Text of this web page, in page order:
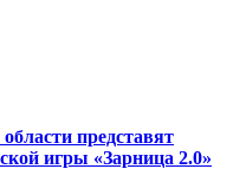
представят
игры «Зарница 2.0»